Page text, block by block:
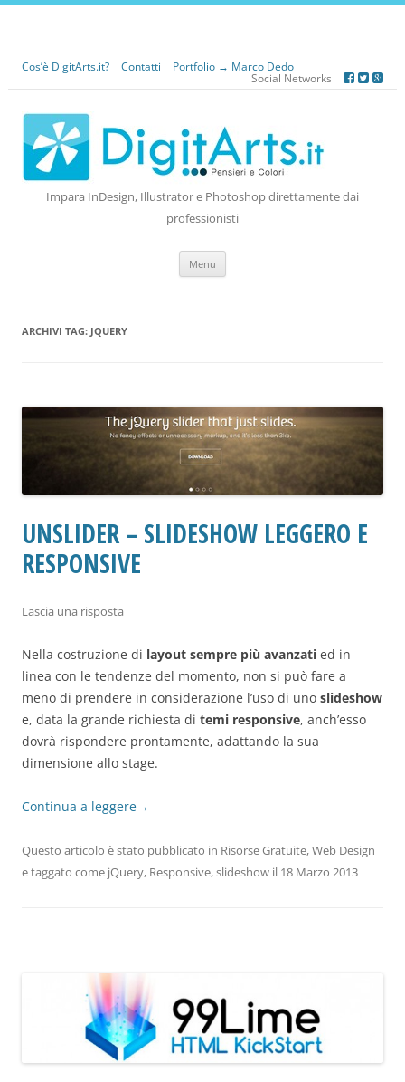
Cos’è DigitArts.it? Contatti
Portfolio → Marco Dedo
Social Networks
Impara InDesign, Illustrator e Photoshop direttamente dai
professionisti
Menu
ARCHIVI TAG: JQUERY
UNSLIDER – SLIDESHOW LEGGERO E
RESPONSIVE
Lascia una risposta
Nella costruzione di layout sempre più avanzati ed in
linea con le tendenze del momento, non si può fare a
meno di prendere in considerazione l’uso di uno slideshow
e, data la grande richiesta di temi responsive, anch’esso
dovrà rispondere prontamente, adattando la sua
dimensione allo stage.
Continua a leggere→
Questo articolo è stato pubblicato in Risorse Gratuite,Web Design
e taggato come jQuery, Responsive,slideshow il 18 Marzo 2013